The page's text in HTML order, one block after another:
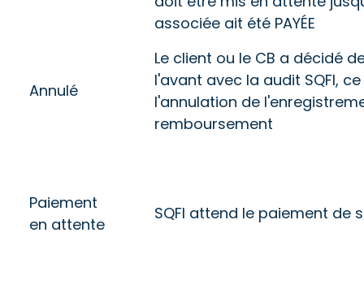
associée ait été PAYÉE
Annulé
Le client ou le CB a décidé
l'avant avec la audit SQFI,
l'annulation de
remboursement
Paiement
en attente
SQFI attend le paiement de